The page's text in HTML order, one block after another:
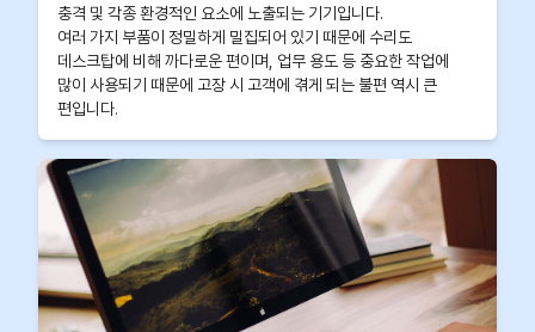
충격 및 각종 환경적인 요소에 노출되는 기기입니다.
여러 가지 부품이 정밀하게 밀집되어 있기 때문에 수리도
데스크탑에 비해 까다로운 편이며, 업무 용도 등 중요한 작업에
많이 사용되기 때문에 고장 시 고객에 겪게 되는 불편 역시 큰
편입니다.